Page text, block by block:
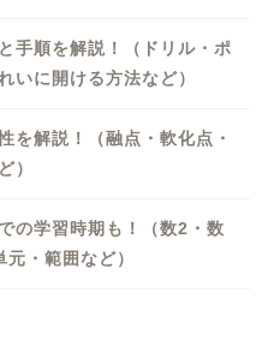
手順を解説！（ドリル・ポ
いに開ける方法など）
を解説！（融点・軟化点・
）
の学習時期も！（数2・数
・範囲など）WORD